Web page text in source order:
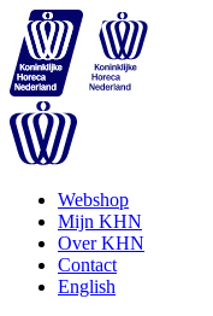
Webshop
Mijn KHN
Over KHN
Contact
English